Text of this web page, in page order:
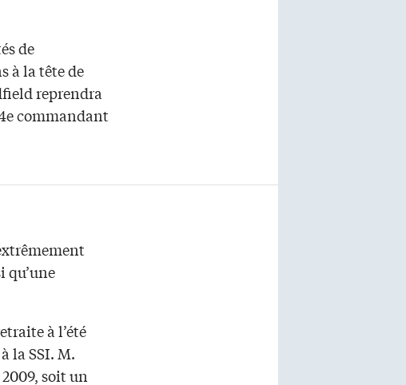
de
à la tête de
reprendra
commandant
qu’une
à l’été
la SSI. M.
soit un